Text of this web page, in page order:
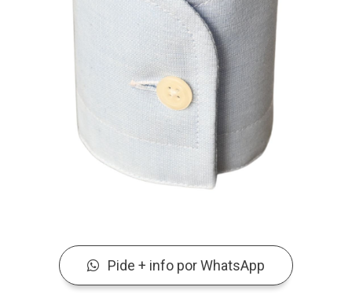
Pide + info por WhatsApp